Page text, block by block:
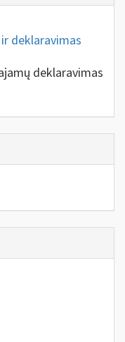
deklaravimas
deklaravimas